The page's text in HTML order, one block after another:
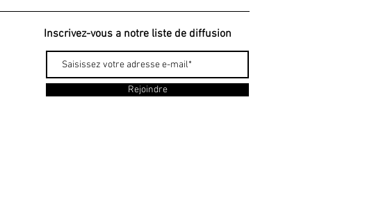
Inscrivez-vous a notre liste de diffusion
Rejoindre